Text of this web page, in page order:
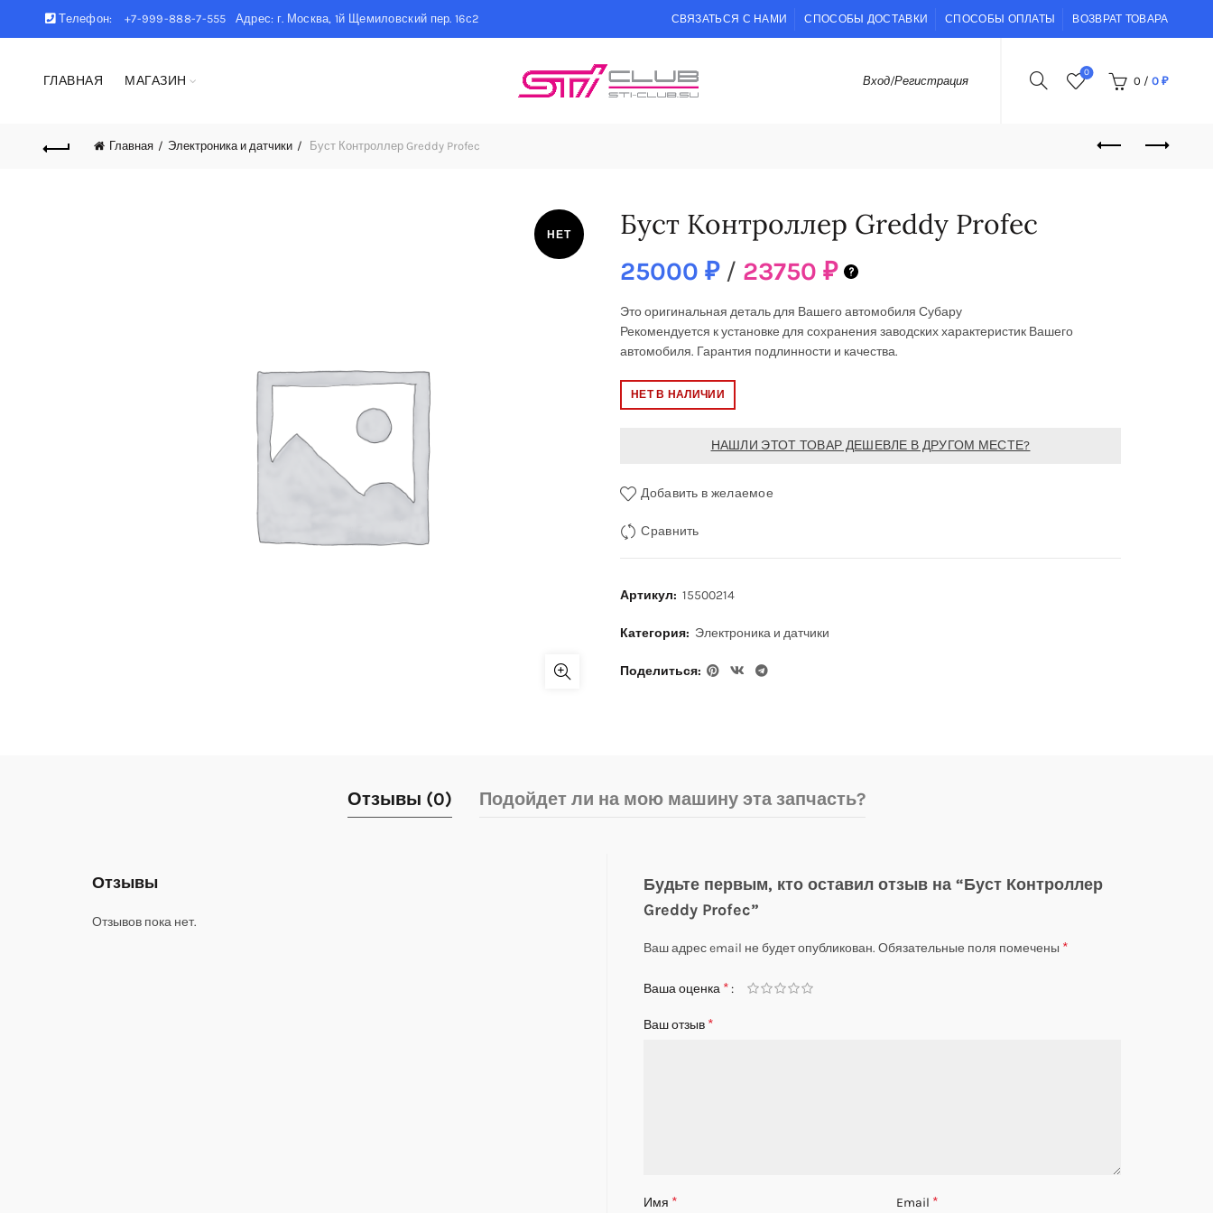
Телефон: +7-999-888-7-555 Адрес: г. Москва, 1й Щемиловский пер. 16с2 СВЯЗАТЬСЯ С НАМИ СПОСОБЫ ДОСТАВКИ СПОСОБЫ ОПЛАТЫ ВОЗВРАТ ТОВАРА
ГЛАВНАЯ МАГАЗИН Вход/Регистрация
0
0 / 0 ₽
Главная Электроника и датчики Буст Контроллер Greddy Profec
НЕТ Буст Контроллер Greddy Profec
25000 ₽ / 23750 ₽
Это оригинальная деталь для Вашего автомобиля Субару
Рекомендуется к установке для сохранения заводских характеристик Вашего
автомобиля. Гарантия подлинности и качества.
НЕТ В НАЛИЧИИ
НАШЛИ ЭТОТ ТОВАР ДЕШЕВЛЕ В ДРУГОМ МЕСТЕ?
Добавить в желаемое
Сравнить
Артикул: 15500214
Категория: Электроника и датчики
Поделиться
Отзывы (0) Подойдет ли на мою машину эта запчасть?
Отзывы
Отзывов пока нет.
Будьте первым, кто оставил отзыв на “Буст Контроллер
Greddy Profec”
Ваш адрес email не будет опубликован. Обязательные поля помечены *
Ваша оценка *
Ваш отзыв *
Имя * Email *